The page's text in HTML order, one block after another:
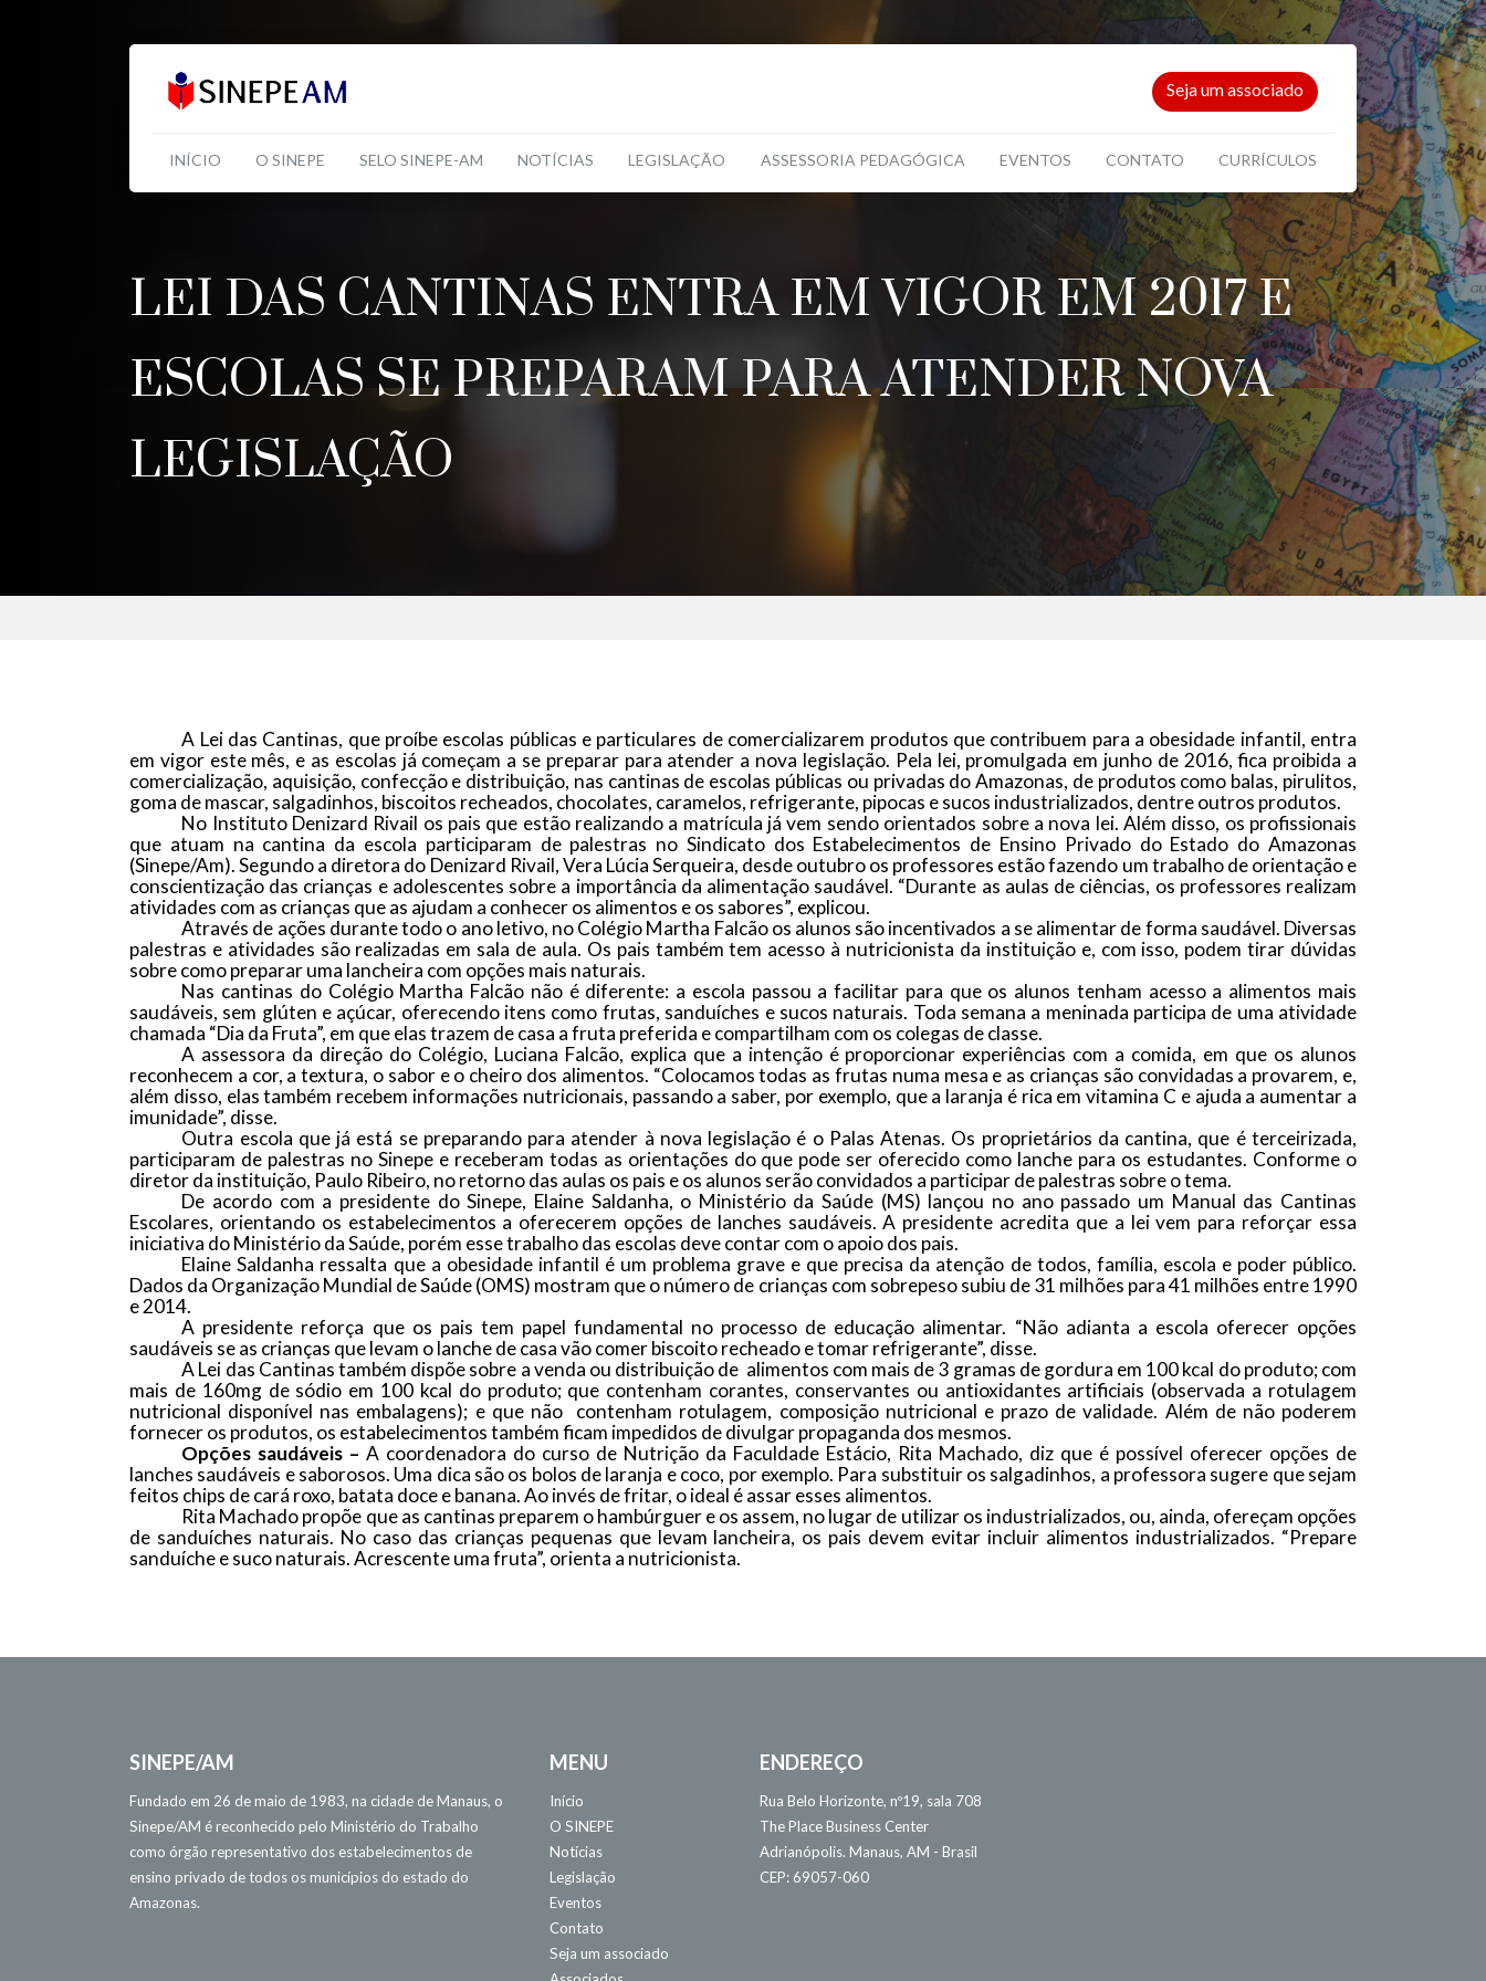
Seja um associado
INÍCIO O SINEPE SELO SINEPE-AM NOTÍCIAS LEGISLAÇÃO ASSESSORIA PEDAGÓGICA EVENTOS CONTATO CURRÍCULOS
LEI DAS CANTINAS ENTRA EM VIGOR EM 2017 E
ESCOLAS SE PREPARAM PARA ATENDER NOVA
LEGISLAÇÃO
A Lei das Cantinas, que proíbe escolas públicas e particulares de comercializarem produtos que contribuem para a obesidade infantil, entra
em vigor este mês, e as escolas já começam a se preparar para atender a nova legislação. Pela lei, promulgada em junho de 2016, fica proibida a
comercialização, aquisição, confecção e distribuição, nas cantinas de escolas públicas ou privadas do Amazonas, de produtos como balas, pirulitos,
goma de mascar, salgadinhos, biscoitos recheados, chocolates, caramelos, refrigerante, pipocas e sucos industrializados, dentre outros produtos.
No Instituto Denizard Rivail os pais que estão realizando a matrícula já vem sendo orientados sobre a nova lei. Além disso, os profissionais
que atuam na cantina da escola participaram de palestras no Sindicato dos Estabelecimentos de Ensino Privado do Estado do Amazonas
(Sinepe/Am). Segundo a diretora do Denizard Rivail, Vera Lúcia Serqueira, desde outubro os professores estão fazendo um trabalho de orientação e
conscientização das crianças e adolescentes sobre a importância da alimentação saudável. “Durante as aulas de ciências, os professores realizam
atividades com as crianças que as ajudam a conhecer os alimentos e os sabores”, explicou.
Através de ações durante todo o ano letivo, no Colégio Martha Falcão os alunos são incentivados a se alimentar de forma saudável. Diversas
palestras e atividades são realizadas em sala de aula. Os pais também tem acesso à nutricionista da instituição e, com isso, podem tirar dúvidas
sobre como preparar uma lancheira com opções mais naturais.
Nas cantinas do Colégio Martha Falcão não é diferente: a escola passou a facilitar para que os alunos tenham acesso a alimentos mais
saudáveis, sem glúten e açúcar, oferecendo itens como frutas, sanduíches e sucos naturais. Toda semana a meninada participa de uma atividade
chamada “Dia da Fruta”, em que elas trazem de casa a fruta preferida e compartilham com os colegas de classe.
A assessora da direção do Colégio, Luciana Falcão, explica que a intenção é proporcionar experiências com a comida, em que os alunos
reconhecem a cor, a textura, o sabor e o cheiro dos alimentos. “Colocamos todas as frutas numa mesa e as crianças são convidadas a provarem, e,
além disso, elas também recebem informações nutricionais, passando a saber, por exemplo, que a laranja é rica em vitamina C e ajuda a aumentar a
imunidade”, disse.
Outra escola que já está se preparando para atender à nova legislação é o Palas Atenas. Os proprietários da cantina, que é terceirizada,
participaram de palestras no Sinepee receberam todas as orientações do que pode ser oferecido como lanche para os estudantes. Conforme o
diretor da instituição, Paulo Ribeiro, no retorno das aulas os pais e os alunos serão convidados a participar de palestras sobre o tema.
De acordo com a presidente doSinepe, Elaine Saldanha, o Ministério da Saúde (MS) lançou no ano passado um Manual das Cantinas
Escolares, orientando os estabelecimentos a oferecerem opções de lanches saudáveis. A presidente acredita que a lei vem para reforçar essa
iniciativa do Ministério da Saúde, porém esse trabalho das escolas deve contar com o apoio dos pais.
Elaine Saldanha ressalta que a obesidade infantil é um problema grave e que precisa da atenção de todos, família, escola e poder público.
Dados da Organização Mundial de Saúde (OMS) mostram que o número de crianças com sobrepeso subiu de 31 milhões para 41 milhões entre 1990
e 2014.
A presidente reforça que os pais tem papel fundamental no processo de educação alimentar. “Não adianta a escola oferecer opções
saudáveis se as crianças que levam o lanche de casa vão comer biscoito recheado e tomar refrigerante”, disse.
A Lei das Cantinas também dispõe sobre a venda ou distribuição de alimentos com mais de 3 gramas de gordura em 100 kcal do produto; com
mais de 160mg de sódio em 100 kcal do produto; que contenham corantes, conservantes ou antioxidantes artificiais (observada a rotulagem
nutricional disponível nas embalagens); e que não contenham rotulagem, composição nutricional e prazo de validade. Além de não poderem
fornecer os produtos, os estabelecimentos também ficam impedidos de divulgar propaganda dos mesmos.
Opções saudáveis – A coordenadora do curso de Nutrição da Faculdade Estácio, Rita Machado, diz que é possível oferecer opções de
lanches saudáveis e saborosos. Uma dica são os bolos de laranja e coco, por exemplo. Para substituir os salgadinhos, a professora sugere que sejam
feitos chips de cará roxo, batata doce e banana. Ao invés de fritar, o ideal é assar esses alimentos.
Rita Machado propõe que as cantinas preparem o hambúrguer e os assem, no lugar de utilizar os industrializados, ou, ainda, ofereçam opções
de sanduíches naturais. No caso das crianças pequenas que levam lancheira, os pais devem evitar incluir alimentos industrializados. “Prepare
sanduíche e suco naturais. Acrescente uma fruta”, orienta a nutricionista.
SINEPE/AM
Fundado em 26 de maio de 1983, na cidade de Manaus, o
Sinepe/AM é reconhecido pelo Ministério do Trabalho
como órgão representativo dos estabelecimentos de
ensino privado de todos os municípios do estado do
Amazonas.
MENU
Início
O SINEPE
Notícias
Legislação
Eventos
Contato
Seja um associado
ENDEREÇO
Rua Belo Horizonte, nº19, sala 708
The Place Business Center
Adrianópolis. Manaus, AM - Brasil
CEP: 69057-060